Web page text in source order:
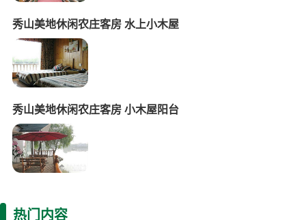
秀山美地休闲农庄客房 水上小木屋
秀山美地休闲农庄客房 小木屋阳台
热门内容